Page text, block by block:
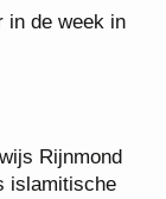
in de week in
Rijnmond
islamitische